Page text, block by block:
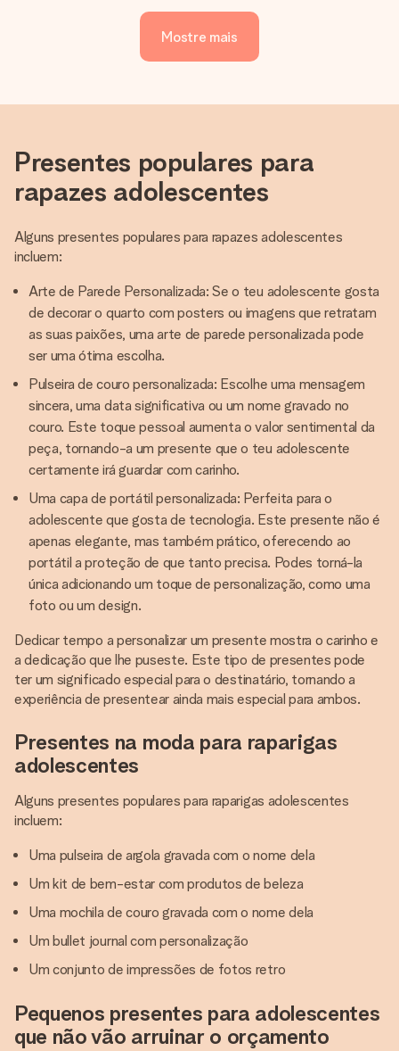
Mostre mais
Presentes populares para
rapazes adolescentes
Alguns presentes populares para rapazes adolescentes
incluem:
Arte de Parede Personalizada: Se o teu adolescente gosta
de decorar o quarto com posters ou imagens que retratam
as suas paixões, uma arte de parede personalizada pode
ser uma ótima escolha.
Pulseira de couro personalizada: Escolhe uma mensagem
sincera, uma data significativa ou um nome gravado no
couro. Este toque pessoal aumenta o valor sentimental da
peça, tornando-a um presente que o teu adolescente
certamente irá guardar com carinho.
Uma capa de portátil personalizada: Perfeita para o
adolescente que gosta de tecnologia. Este presente não é
apenas elegante, mas também prático, oferecendo ao
portátil a proteção de que tanto precisa. Podes torná-la
única adicionando um toque de personalização, como uma
foto ou um design.
Dedicar tempo a personalizar um presente mostra o carinho e
a dedicação que lhe puseste. Este tipo de presentes pode
ter um significado especial para o destinatário, tornando a
experiência de presentear ainda mais especial para ambos.
Presentes na moda para raparigas
adolescentes
Alguns presentes populares para raparigas adolescentes
incluem:
Uma pulseira de argola gravada com o nome dela
Um kit de bem-estar com produtos de beleza
Uma mochila de couro gravada com o nome dela
Um bullet journal com personalização
Um conjunto de impressões de fotos retro
Pequenos presentes para adolescentes
que não vão arruinar o orçamento